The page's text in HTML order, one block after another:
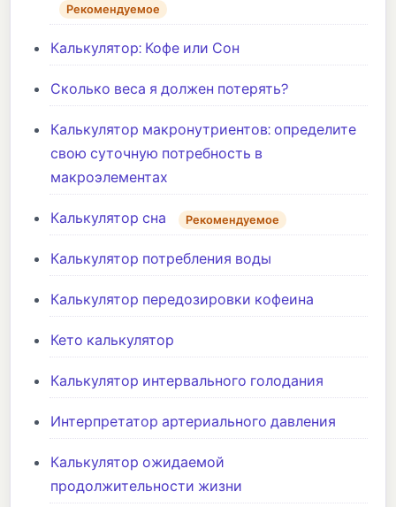
Рекомендуемое
Калькулятор: Кофе или Сон
Сколько веса я должен потерять?
Калькулятор макронутриентов: определите
свою суточную потребность в
макроэлементах
Калькулятор сна Рекомендуемое
Калькулятор потребления воды
Калькулятор передозировки кофеина
Кето калькулятор
Калькулятор интервального голодания
Интерпретатор артериального давления
Калькулятор ожидаемой
продолжительности жизни